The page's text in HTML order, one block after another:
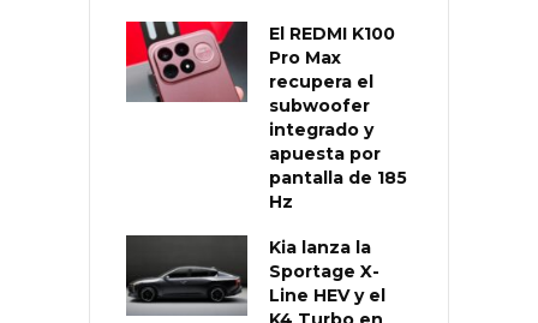
El REDMI K100
Pro Max
recupera el
subwoofer
integrado y
apuesta por
pantalla de 185
Hz
Kia lanza la
Sportage X-
Line HEV y el